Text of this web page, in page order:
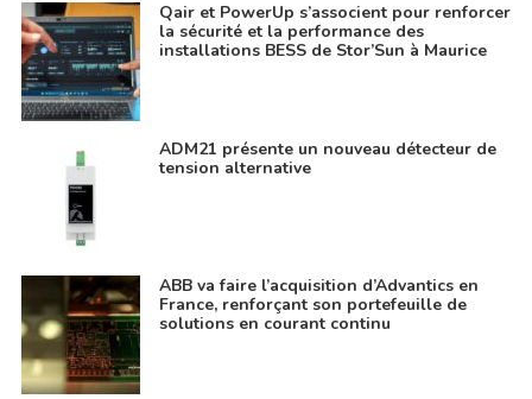
Qair et PowerUp s’associent pour renforcer
la sécurité et la performance des
installations BESS de Stor’Sun à Maurice
ADM21 présente un nouveau détecteur de
tension alternative
ABB va faire l’acquisition d’Advantics en
France, renforçant son portefeuille de
solutions en courant continu